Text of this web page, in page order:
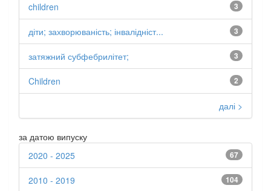
3
children
3
діти; захворюваність; інвалідніст...
3
затяжний субфебрилітет;
2
Children
далі >
за датою випуску
67
2020 - 2025
104
2010 - 2019